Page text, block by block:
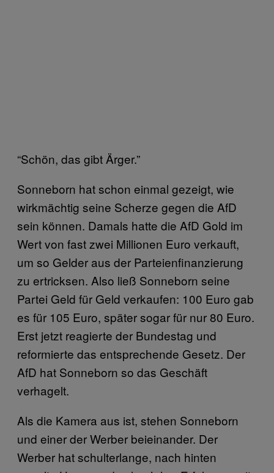
“Schön, das gibt Ärger.”
Sonneborn hat schon einmal gezeigt, wie
wirkmächtig seine Scherze gegen die AfD
sein können. Damals hatte die AfD Gold im
Wert von fast zwei Millionen Euro verkauft,
um so Gelder aus der Parteienfinanzierung
zu ertricksen. Also ließ Sonneborn seine
Partei Geld für Geld verkaufen: 100 Euro gab
es für 105 Euro, später sogar für nur 80 Euro.
Erst jetzt reagierte der Bundestag und
reformierte das entsprechende Gesetz. Der
AfD hat Sonneborn so das Geschäft
verhagelt.
Als die Kamera aus ist, stehen Sonneborn
und einer der Werber beieinander. Der
Werber hat schulterlange, nach hinten